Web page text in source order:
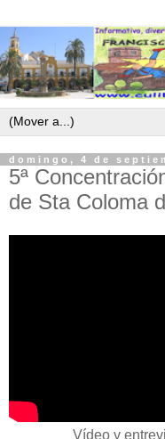
domingo, 4 de
5ª
de Sta Coloma
Vídeo y entrevista